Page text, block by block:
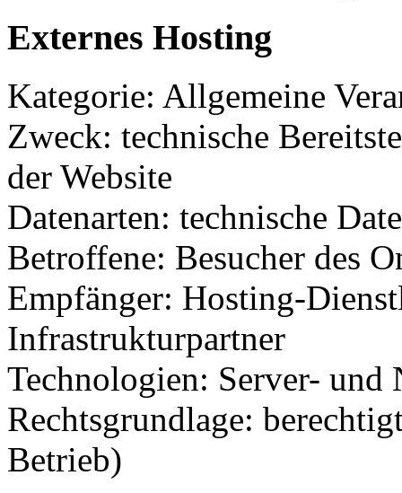
Externes Hosting
Kategorie: Allgemeine
Zweck: technische
der Website
Datenarten: technische
Betroffene: Besucher des
Empfänger: Hosting-
Infrastrukturpartner
Technologien: Server-
Rechtsgrundlage:
Betrieb)